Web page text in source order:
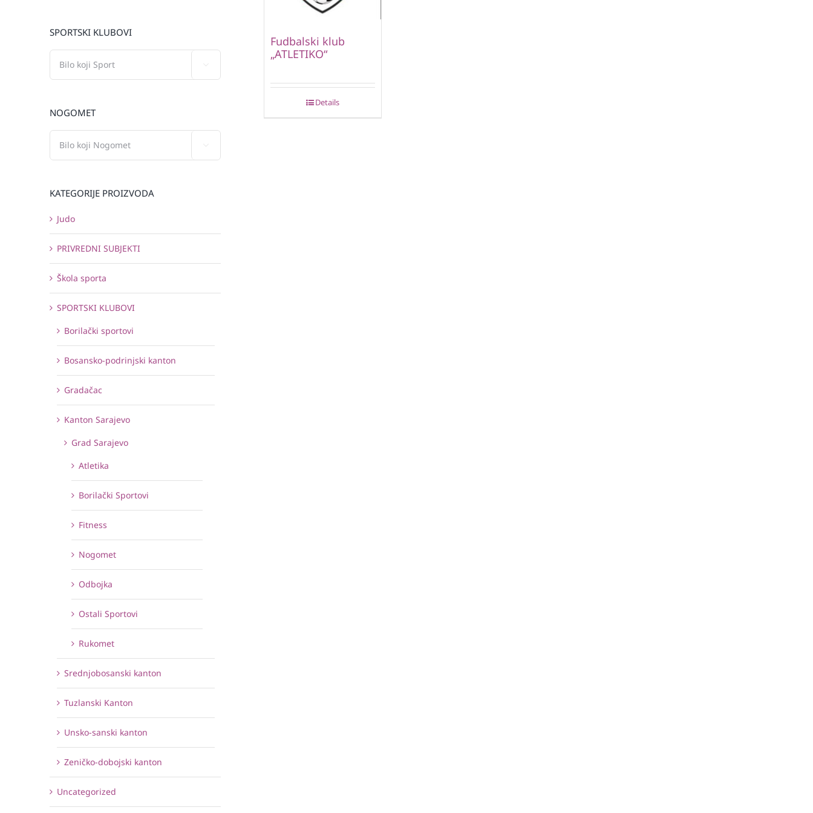
Fudbalski klub
„ATLETIKO“
Details
SPORTSKI KLUBOVI
NOGOMET
KATEGORIJE PROIZVODA
Judo
PRIVREDNI SUBJEKTI
Škola sporta
SPORTSKI KLUBOVI
Borilački sportovi
Bosansko-podrinjski kanton
Gradačac
Kanton Sarajevo
Grad Sarajevo
Atletika
Borilački Sportovi
Fitness
Nogomet
Odbojka
Ostali Sportovi
Rukomet
Srednjobosanski kanton
Tuzlanski Kanton
Unsko-sanski kanton
Zeničko-dobojski kanton
Uncategorized